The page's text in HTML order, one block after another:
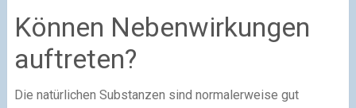
Können Nebenwirkungen
auftreten?
Die natürlichen Substanzen sind normalerweise gut